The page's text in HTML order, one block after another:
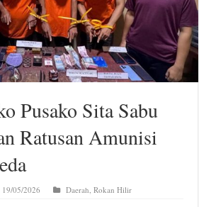
Pusako Sita Sabu
Ratusan Amunisi
19/05/2026 Daerah,Rokan Hilir